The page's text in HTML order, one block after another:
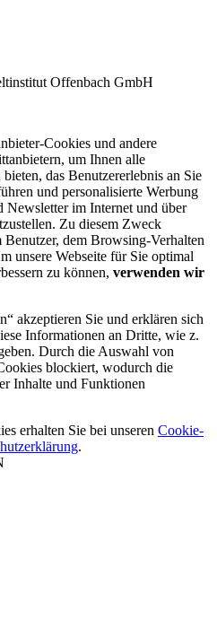
Offenbach GmbH
Cookies und andere
um Ihnen alle
das Benutzererlebnis an Sie
und personalisierte Werbung
Newsletter im Internet und über
Zu diesem Zweck
dem Browsing-Verhalten
unsere Webseite für Sie optimal
zu können, verwenden wir
akzeptieren Sie und erklären sich
Informationen an Dritte, wie z.
Durch die Auswahl von
blockiert, wodurch die
Inhalte und Funktionen
erhalten Sie bei unseren Cookie-
.